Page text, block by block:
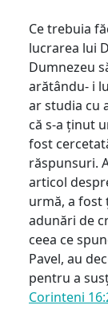
Ce trebuia
lucrarea lui
Dumnezeu
arătându- i
ar studia cu
că s-a ținut
fost
răspunsuri.
articol
urmă, a fost
adunări de
ceea ce
Pavel, au
pentru a
Corinteni